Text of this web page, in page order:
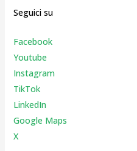
Seguici su
Facebook
Youtube
Instagram
TikTok
LinkedIn
Google Maps
X